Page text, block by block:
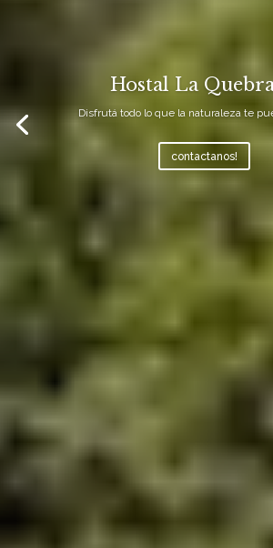
Hostal La
Disfrutá todo lo que la naturaleza te
contactanos!